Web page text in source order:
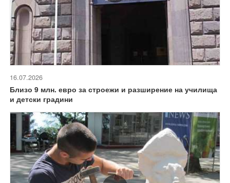
16.07.2026
Близо 9 млн. евро за строежи и разширение на училища
и детски градини